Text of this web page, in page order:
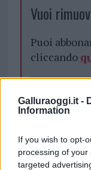
Galluraoggi.it -
Information
If you wish to opt-
processing of
targeted
Vuoi
Puoi
cliccando
Sei già
sezione
cliccando